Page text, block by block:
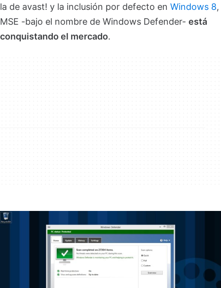
la de avast! y la inclusión por defecto en Windows 8,
MSE -bajo el nombre de Windows Defender- está
conquistando el mercado.